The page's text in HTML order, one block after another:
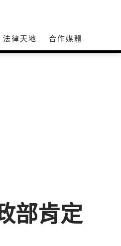
法律天地 合作媒體
部肯定